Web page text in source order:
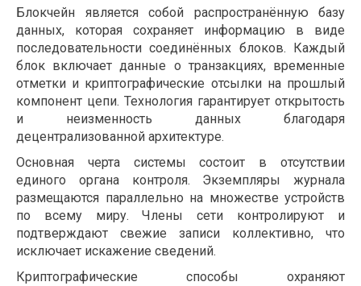
Блокчейн является собой распространённую базу
данных, которая сохраняет информацию в виде
последовательности соединённых блоков. Каждый
блок включает данные о транзакциях, временные
отметки и криптографические отсылки на прошлый
компонент цепи. Технология гарантирует открытость
и неизменность данных благодаря
децентрализованной архитектуре.
Основная черта системы состоит в отсутствии
единого органа контроля. Экземпляры журнала
размещаются параллельно на множестве устройств
по всему миру. Члены сети контролируют и
подтверждают свежие записи коллективно, что
исключает искажение сведений.
Криптографические способы охраняют